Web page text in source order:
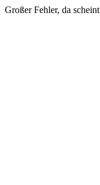
Großer Fehler, da